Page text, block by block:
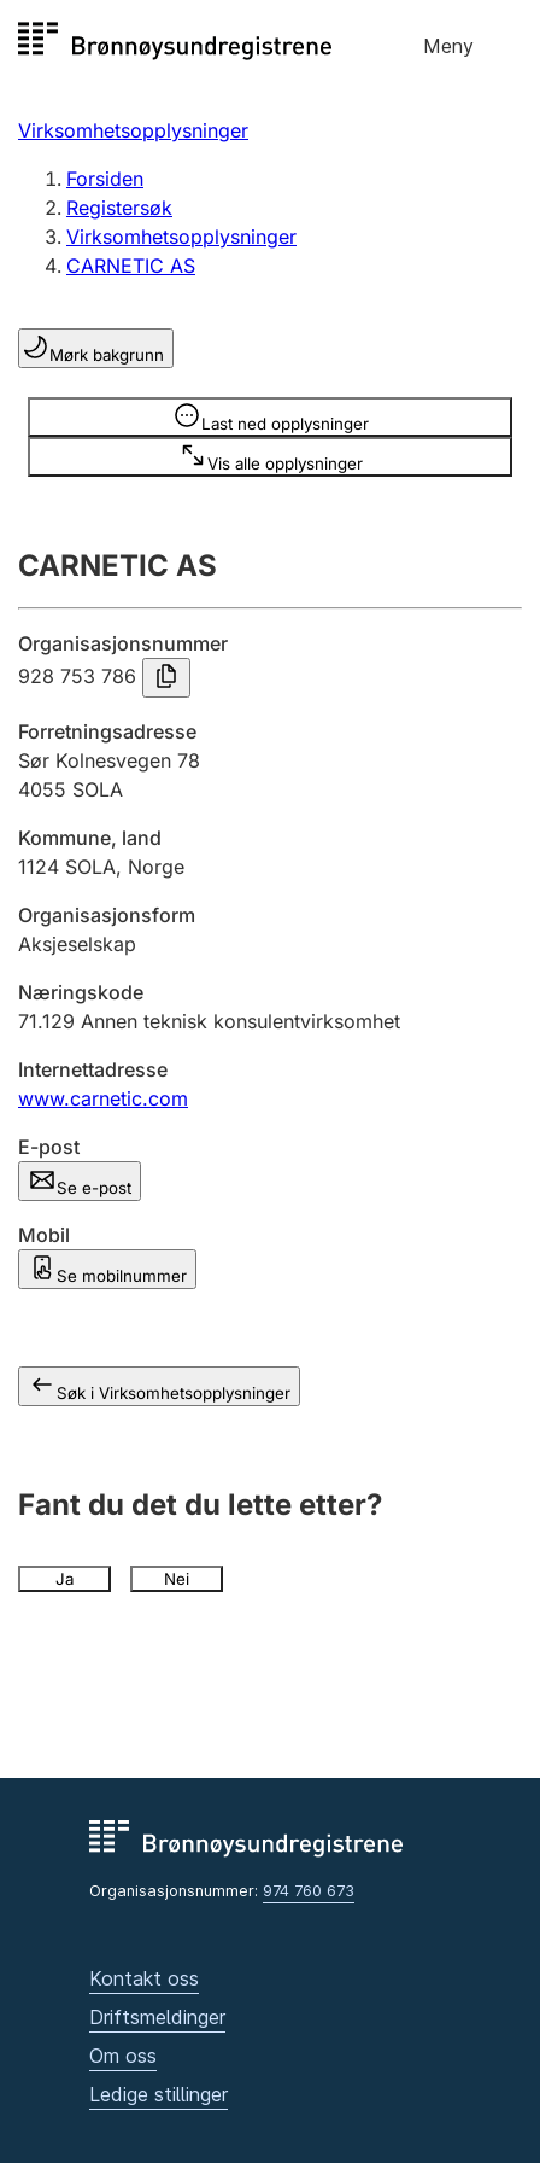
til
Meny
Registersøk
Aksjeselskap
Enkeltpersonforetak
Registrere, endre, slette
Lag og forening
Registrere, endre, slette
Årsregnskap
Innsending og forsinkelsesgebyr
Jeger
Ektepaktveileder
Offentlig sektor
Andre tema
Virksomhetsopplysninger
Forsiden
Registersøk
Virksomhetsopplysninger
CARNETIC AS
Mørk bakgrunn
Last ned opplysninger
Vis alle opplysninger
Opplysninger er skjult
CARNETIC AS
Organisasjonsnummer
928 753 786
Forretningsadresse
Sør Kolnesvegen 78
4055 SOLA
Kommune, land
1124 SOLA, Norge
Organisasjonsform
Aksjeselskap
Næringskode
71.129 Annen teknisk konsulentvirksomhet
Internettadresse
www.carnetic.com
E-post
Se e-post
Mobil
Se mobilnummer
Søk i Virksomhetsopplysninger
Fant du det du lette etter?
Ja Nei
Organisasjonsnummer: 974 760 673
Kontakt oss
Driftsmeldinger
Om oss
Ledige stillinger